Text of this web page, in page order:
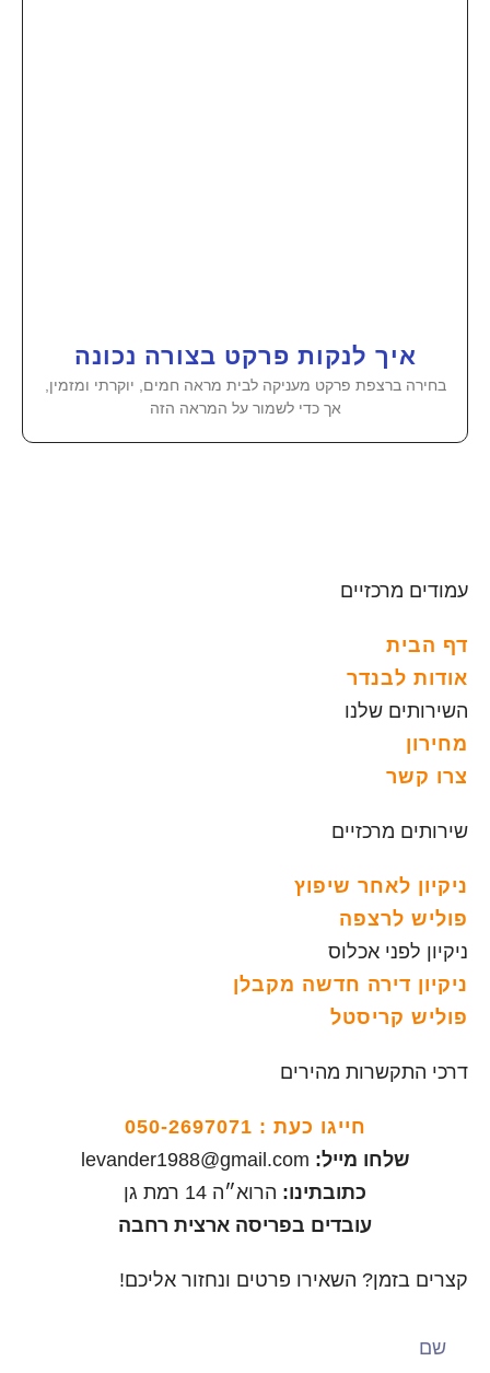
איך לנקות פרקט בצורה נכונה
בחירה ברצפת פרקט מעניקה לבית מראה חמים, יוקרתי ומזמין,
אך כדי לשמור על המראה הזה
עמודים מרכזיים
דף הבית
אודות לבנדר
השירותים שלנו
מחירון
צרו קשר
שירותים מרכזיים
ניקיון לאחר שיפוץ
פוליש לרצפה
ניקיון לפני אכלוס
ניקיון דירה חדשה מקבלן
פוליש קריסטל
דרכי התקשרות מהירים
חייגו כעת : 050-2697071
שלחו מייל: levander1988@gmail.com
כתובתינו: הרוא״ה 14 רמת גן
עובדים בפריסה ארצית רחבה
קצרים בזמן? השאירו פרטים ונחזור אליכם!